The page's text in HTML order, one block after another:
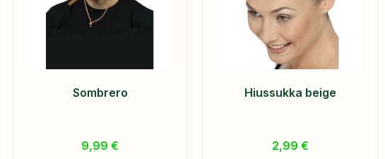
Sombrero
9,99€
Hiussukka beige
2,99 €